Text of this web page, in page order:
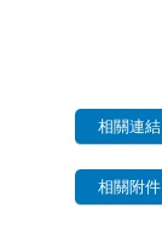
相關連結
相關附件